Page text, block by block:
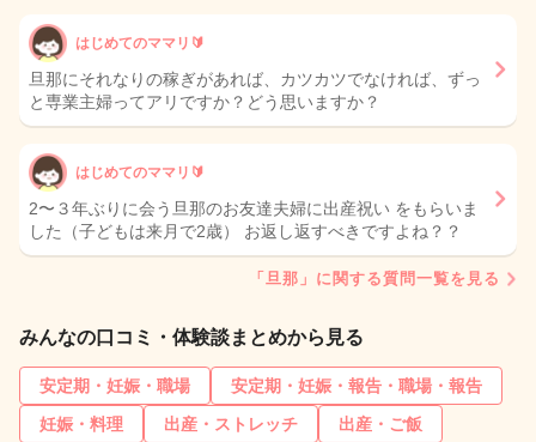
はじめてのママリ🔰
旦那にそれなりの稼ぎがあれば、カツカツでなければ、ずっ
と専業主婦ってアリですか？どう思いますか？
はじめてのママリ🔰
2〜３年ぶりに会う旦那のお友達夫婦に出産祝い をもらいま
した（子どもは来月で2歳） お返し返すべきですよね？？
「旦那」に関する質問一覧を見る
みんなの口コミ・体験談まとめから見る
安定期・妊娠・職場
安定期・妊娠・報告・職場・報告
妊娠・料理
出産・ストレッチ 出産・ご飯